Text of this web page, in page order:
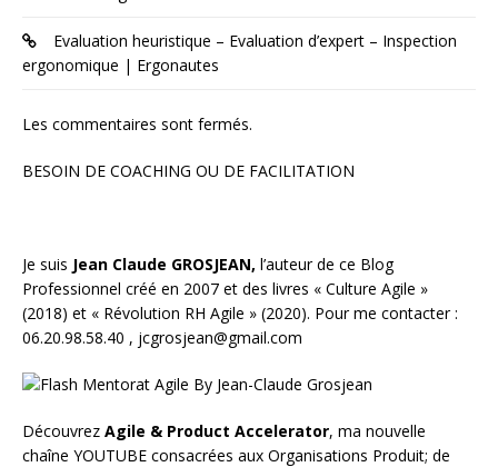
Evaluation heuristique – Evaluation d’expert – Inspection
ergonomique | Ergonautes
Les commentaires sont fermés.
BESOIN DE COACHING OU DE FACILITATION
Je suis Jean Claude GROSJEAN, l’auteur de ce Blog
Professionnel créé en 2007 et des livres « Culture Agile »
(2018) et « Révolution RH Agile » (2020). Pour me contacter :
06.20.98.58.40 , jcgrosjean@gmail.com
Découvrez Agile & Product Accelerator, ma nouvelle
chaîne YOUTUBE consacrées aux Organisations Produit; de